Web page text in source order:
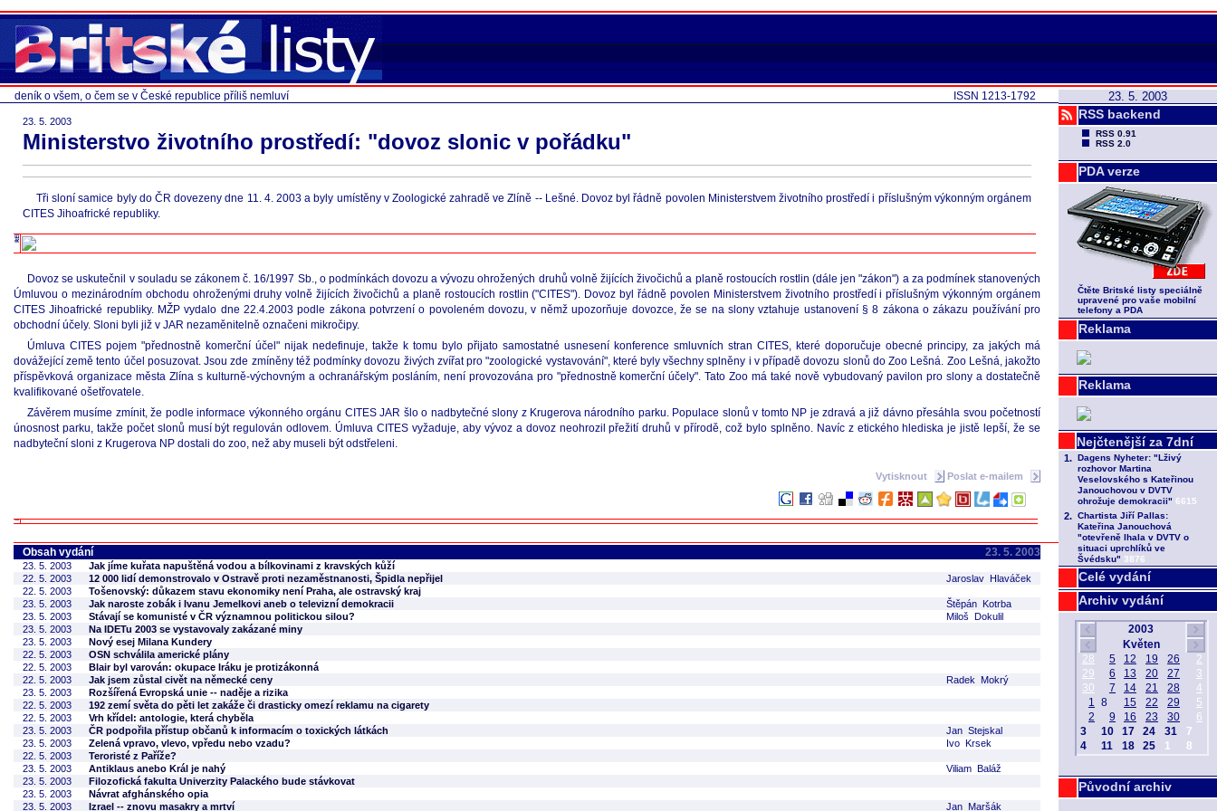
23. 5. 2003
RSS backend
RSS 0.91
RSS 2.0
PDA verze
Čtěte Britské listy speciálně
upravené pro vaše mobilní
telefony a PDA
Reklama
Reklama
Celé vydání
Archiv vydání
Původní archiv
ISSN 1213-1792
deník o všem, o čem se v České republice příliš nemluví
23. 5. 2003
Ministerstvo životního prostředí: "dovoz slonic v pořádku"
Tři sloní samice byly do ČR dovezeny dne 11. 4. 2003 a byly umístěny v Zoologické zahradě ve Zlíně -- Lešné. Dovoz byl řádně povolen Ministerstvem životního prostředí i příslušným výkonným orgánem
CITES Jihoafrické republiky.
Dovoz se uskutečnil v souladu se zákonem č. 16/1997 Sb., o podmínkách dovozu a vývozu ohrožených druhů volně žijících živočichů a planě rostoucích rostlin (dále jen "zákon") a za podmínek stanovených
Úmluvou o mezinárodním obchodu ohroženými druhy volně žijících živočichů a planě rostoucích rostlin ("CITES"). Dovoz byl řádně povolen Ministerstvem životního prostředí i příslušným výkonným orgánem
CITES Jihoafrické republiky. MŽP vydalo dne 22.4.2003 podle zákona potvrzení o povoleném dovozu, v němž upozorňuje dovozce, že se na slony vztahuje ustanovení § 8 zákona o zákazu používání pro
obchodní účely. Sloni byli již v JAR nezaměnitelně označeni mikročipy.
Úmluva CITES pojem "přednostně komerční účel" nijak nedefinuje, takže k tomu bylo přijato samostatné usnesení konference smluvních stran CITES, které doporučuje obecné principy, za jakých má
dovážející země tento účel posuzovat. Jsou zde zmíněny též podmínky dovozu živých zvířat pro "zoologické vystavování", které byly všechny splněny i v případě dovozu slonů do Zoo Lešná. Zoo Lešná, jakožto
příspěvková organizace města Zlína s kulturně-výchovným a ochranářským posláním, není provozována pro "přednostně komerční účely". Tato Zoo má také nově vybudovaný pavilon pro slony a dostatečně
kvalifikované ošetřovatele.
Závěrem musíme zmínit, že podle informace výkonného orgánu CITES JAR šlo o nadbytečné slony z Krugerova národního parku. Populace slonů v tomto NP je zdravá a již dávno přesáhla svou početností
únosnost parku, takže počet slonů musí být regulován odlovem. Úmluva CITES vyžaduje, aby vývoz a dovoz neohrozil přežití druhů v přírodě, což bylo splněno. Navíc z etického hlediska je jistě lepší, že se
nadbyteční sloni z Krugerova NP dostali do zoo, než aby museli být odstřeleni.
Vytisknout Poslat e-mailem
Obsah vydání 23. 5. 2003
23. 5. 2003
Jak jíme kuřata napuštěná vodou a bílkovinami z kravských kůží
22. 5. 2003
12 000 lidí demonstrovalo v Ostravě proti nezaměstnanosti, Špidla nepřijel
Jaroslav Hlaváček
22. 5. 2003
Tošenovský: důkazem stavu ekonomiky není Praha, ale ostravský kraj
23. 5. 2003
Jak naroste zobák i Ivanu Jemelkovi aneb o televizní demokracii
Štěpán Kotrba
23. 5. 2003
Stávají se komunisté v ČR významnou politickou silou?
Miloš Dokulil
23. 5. 2003
Na IDETu 2003 se vystavovaly zakázané miny
23. 5. 2003
Nový esej Milana Kundery
22. 5. 2003
OSN schválila americké plány
22. 5. 2003
Blair byl varován: okupace Iráku je protizákonná
22. 5. 2003
Jak jsem zůstal civět na německé ceny
Radek Mokrý
23. 5. 2003
Rozšířená Evropská unie -- naděje a rizika
22. 5. 2003
192 zemí světa do pěti let zakáže či drasticky omezí reklamu na cigarety
22. 5. 2003
Vrh křídel: antologie, která chyběla
23. 5. 2003
ČR podpořila přístup občanů k informacím o toxických látkách
Jan Stejskal
23. 5. 2003
Zelená vpravo, vlevo, vpředu nebo vzadu?
Ivo Krsek
22. 5. 2003
Teroristé z Paříže?
23. 5. 2003
Antiklaus anebo Král je nahý
Viliam Baláž
23. 5. 2003
Filozofická fakulta Univerzity Palackého bude stávkovat
23. 5. 2003
Návrat afghánského opia
23. 5. 2003
Izrael -- znovu masakry a mrtví Jan Maršák